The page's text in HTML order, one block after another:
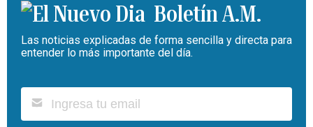
Boletín A.M.
Las noticias explicadas de forma sencilla y directa para
entender lo más importante del día.